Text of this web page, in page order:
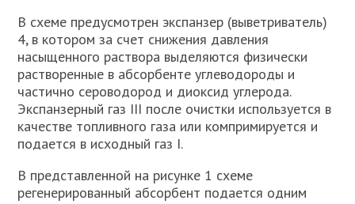
В схеме предусмотрен экспанзер (выветриватель)
4, в котором за счет снижения давления
насыщенного раствора выделяются физически
растворенные в абсорбенте углеводороды и
частично сероводород и диоксид углерода.
Экспанзерный газ III после очистки используется в
качестве топливного газа или компримируется и
подается в исходный газ I.
В представленной на рисунке 1 схеме
регенерированный абсорбент подается одним